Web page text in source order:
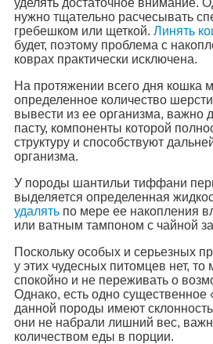
нужно тщательно расчесывать
гребешком или щеткой. Линять
будет, поэтому проблема с
коврах практически исключена.
На протяжении всего дня кошка
определенное количество
вывести из ее организма, важно
пасту, компоненты которой
структуру и способствуют
организма.
У породы шантильи тиффани
выделяется определенная
удалять по мере ее накопления
или ватным тампоном с чайной
Поскольку особых и серьезных
у этих чудесных питомцев нет, то
спокойно и не переживать о
Однако, есть одно существенное
данной породы имеют
они не набрали лишний вес,
количеством еды в порции.